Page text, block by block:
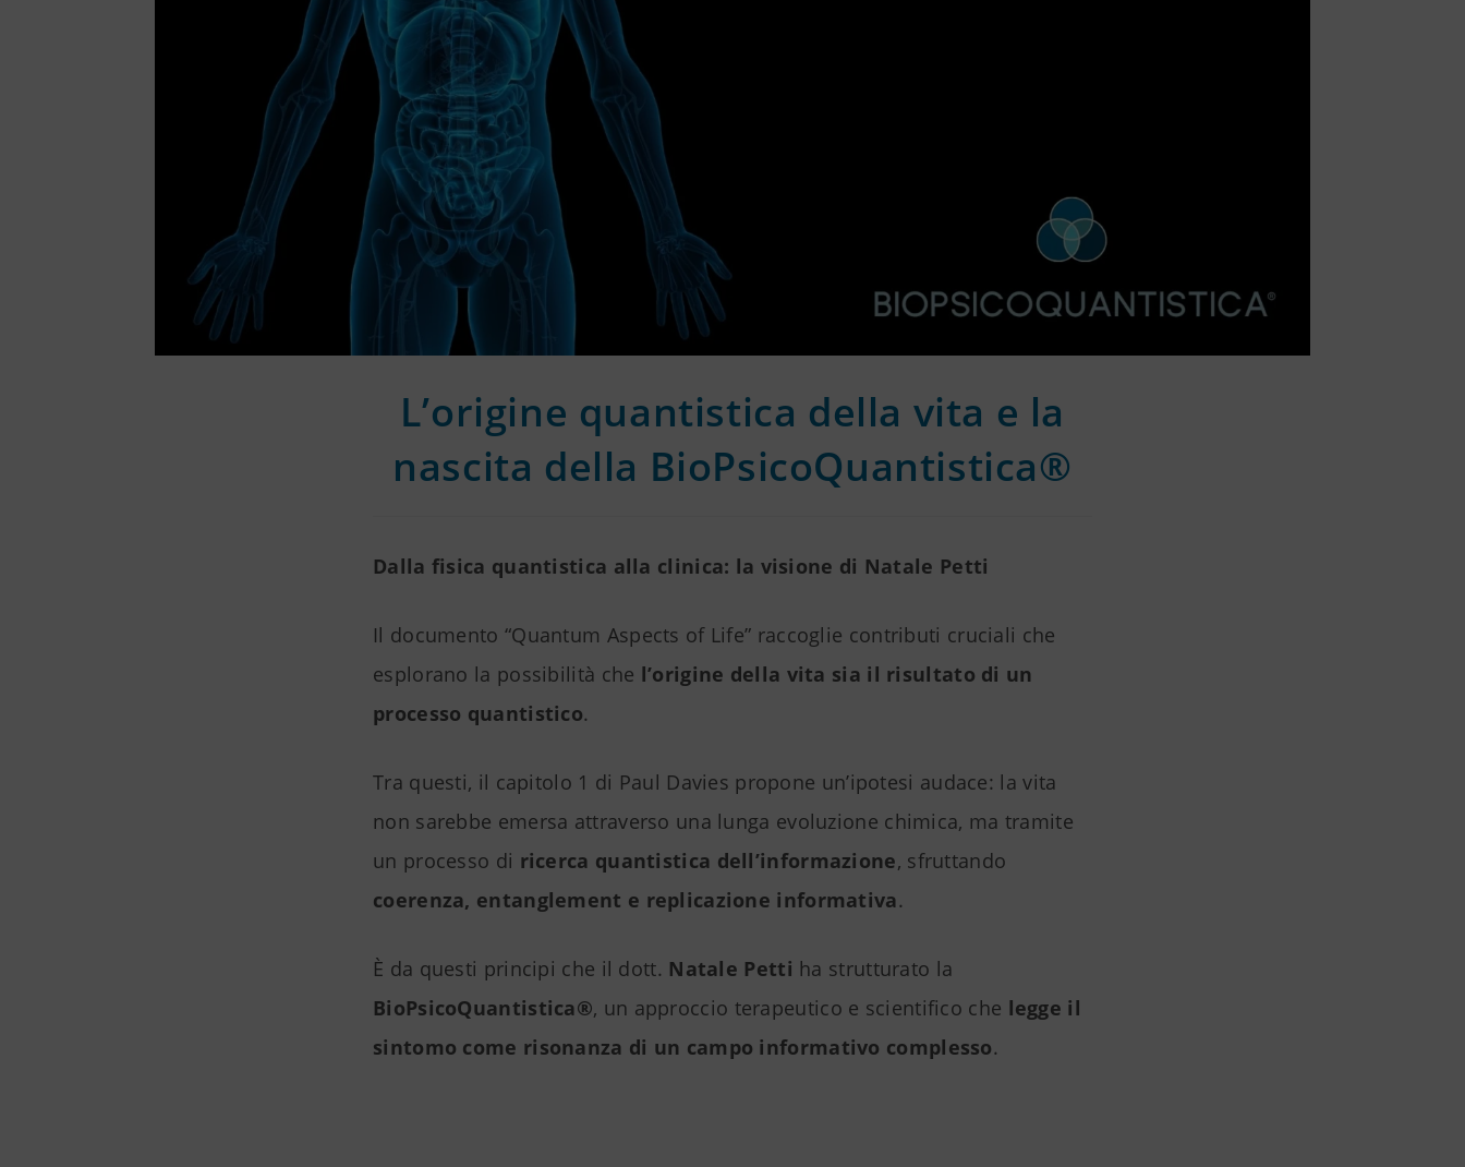
L’origine quantistica della vita e la
nascita della BioPsicoQuantistica®
Dalla fisica quantistica alla clinica: la visione di Natale Petti
Il documento “Quantum Aspects of Life” raccoglie contributi cruciali che
esplorano la possibilità che l’origine della vita sia il risultato di un
processo quantistico.
Tra questi, il capitolo 1 di Paul Davies propone un’ipotesi audace: la vita
non sarebbe emersa attraverso una lunga evoluzione chimica, ma tramite
un processo di ricerca quantistica dell’informazione, sfruttando
coerenza, entanglement e replicazione informativa.
È da questi principi che il dott. Natale Petti ha strutturato la
BioPsicoQuantistica®, un approccio terapeutico e scientifico che legge il
sintomo come risonanza di un campo informativo complesso.